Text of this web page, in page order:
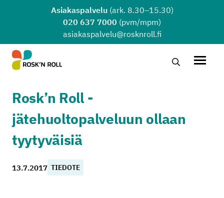
Siirry sisältöönAsiakaspalvelu(ark. 8.30–15.30)
020 637 7000 (pvm/mpm)
asiakaspalvelu@rosknroll.fi
Hae…Avaa
Rosk’n Roll -
jätehuoltopalveluun ollaan
tyytyväisiä
13.7.2017 TIEDOTE